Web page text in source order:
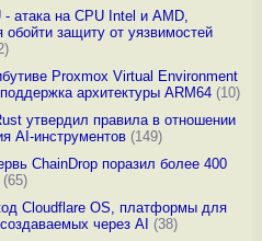
- атака на CPU Intel и AMD,
защиту от уязвимостей
Proxmox Virtual Environment
архитектуры ARM64(10)
утвердил правила в отношении
AI-инструментов(149)
ChainDrop поразил более 400
Cloudflare OS, платформы для
через AI (38)